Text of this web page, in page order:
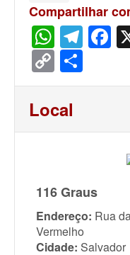
Compartilhar
Copy
Link
Local
116 Graus
Endereço: Rua
Vermelho
Cidade: Salvador